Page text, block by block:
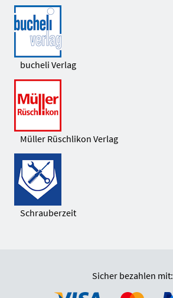
bucheli Verlag
Müller Rüschlikon Verlag
Schrauberzeit
Sicher bezahlen mit: